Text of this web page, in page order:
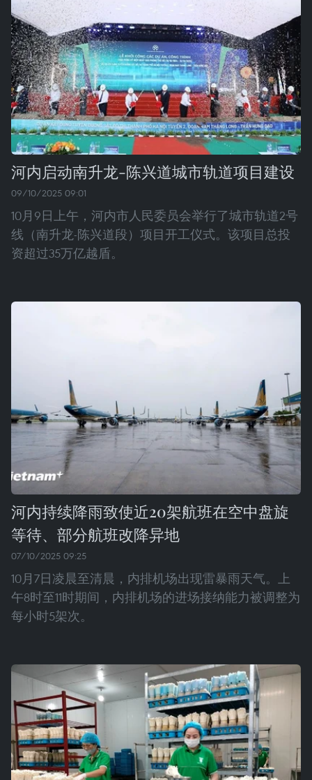
河内启动南升龙-陈兴道城市轨道项目建设
09/10/2025 09:01
10月9日上午，河内市人民委员会举行了城市轨道2号
线（南升龙-陈兴道段）项目开工仪式。该项目总投
资超过35万亿越盾。
河内持续降雨致使近20架航班在空中盘旋
等待、部分航班改降异地
07/10/2025 09:25
10月7日凌晨至清晨，内排机场出现雷暴雨天气。上
午8时至11时期间，内排机场的进场接纳能力被调整为
每小时5架次。